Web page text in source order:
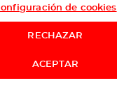
de cookies
RECHAZAR
ACEPTAR